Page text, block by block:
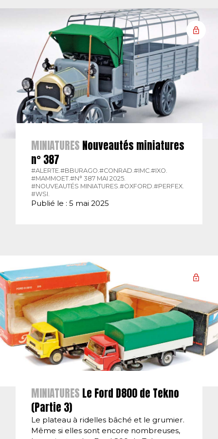
MINIATURES Nouveautés miniatures
n° 387
#ALERTE.#BBURAGO.#CONRAD.#IMC.#IXO.
#MAMMOET.#N° 387 MAI 2025.
#NOUVEAUTÉS MINIATURES.#OXFORD.#PERFEX.
#WSI.
Publié le : 5 mai 2025
MINIATURES Le Ford D800 de Tekno
(Partie 3)
Le plateau à ridelles bâché et le grumier.
Même si elles sont encore nombreuses,